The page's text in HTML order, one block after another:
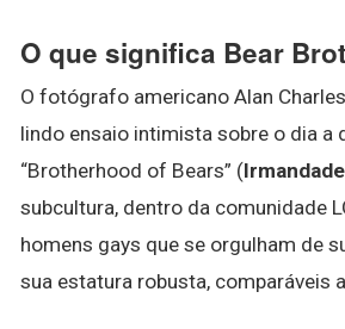
O que significa Bear
O fotógrafo americano Alan
lindo ensaio intimista sobre o dia a
“Brotherhood of Bears” (
subcultura, dentro da comunidade
homens gays que se orgulham de
sua estatura robusta, comparáveis